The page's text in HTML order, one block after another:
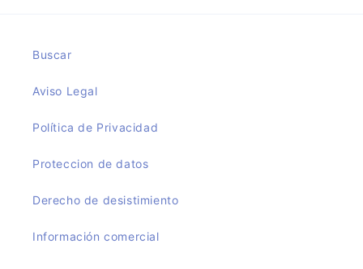
Buscar
Aviso Legal
Política de Privacidad
Proteccion de datos
Derecho de desistimiento
Información comercial